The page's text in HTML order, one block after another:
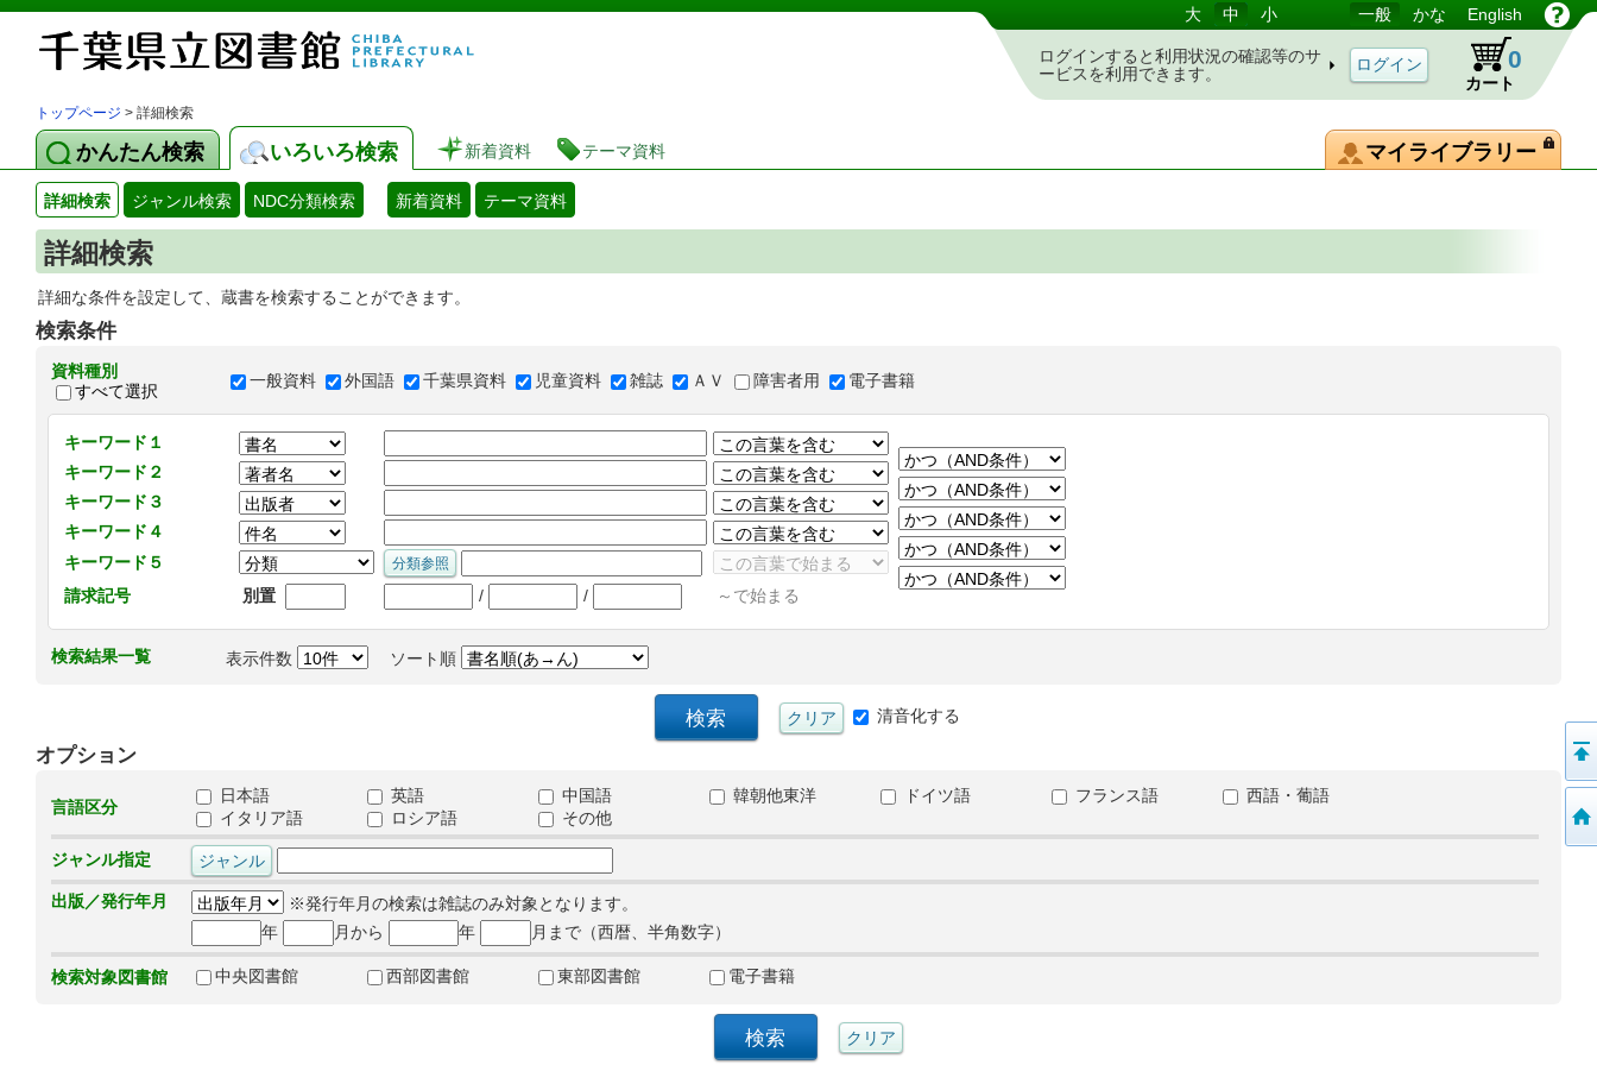
図書館 蔵書検索・予約システム 大 中 小 一般 かな English
ログインすると利用状況の確認等のサ
ービスを利用できます。
カート
0
トップページ > 詳細検索
かんたん検索 いろいろ検索 新着資料 テーマ資料 マイライブラリー
詳細検索 ジャンル検索 NDC分類検索 新着資料 テーマ資料
詳細検索
詳細な条件を設定して、蔵書を検索することができます。
検索条件
資料種別
すべて選択
一般資料 外国語 千葉県資料 児童資料 雑誌 ＡＶ 障害者用 電子書籍
キーワード１
キーワード２
キーワード３
キーワード４
キーワード５
請求記号
別置 / / ～で始まる
検索結果一覧 表示件数 ソート順
清音化する
オプション
言語区分
日本語 英語 中国語 韓朝他東洋 ドイツ語 フランス語
西語・葡語
イタリア語
ロシア語 その他
ジャンル指定
出版／発行年月
※発行年月の検索は雑誌のみ対象となります。
年
月から 年 月まで（西暦、半角数字）
検索対象図書館 中央図書館 西部図書館 東部図書館 電子書籍